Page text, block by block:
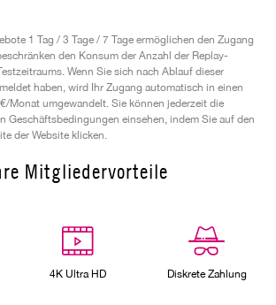
1 Tag / 3 Tage / 7 Tage ermöglichen den Zugang
den Konsum der Anzahl der Replay-
Wenn Sie sich nach Ablauf dieser
haben, wird Ihr Zugang automatisch in einen
Monat umgewandelt. Sie können jederzeit die
Geschäftsbedingungen einsehen, indem Sie auf den
der Website klicken.
Mitgliedervorteile
4K Ultra HD Diskrete Zahlung